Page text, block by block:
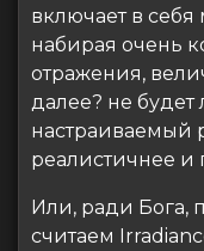
включает в
набирая очень
отражения,
далее? не
настраиваемый
реалистичнее и
Или, ради Бога,
считаем